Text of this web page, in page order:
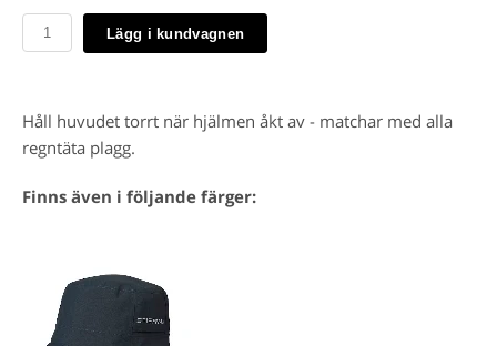
Lägg i kundvagnen
Håll huvudet torrt när hjälmen åkt av - matchar med alla
regntäta plagg.
Finns även i följande färger: